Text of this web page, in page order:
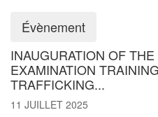
Évènement
INAUGURATION OF
EXAMINATION
TRAFFICKING...
11 JUILLET 2025